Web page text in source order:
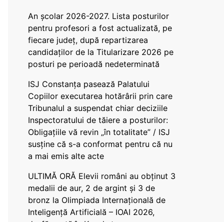
An școlar 2026-2027. Lista posturilor
pentru profesori a fost actualizată, pe
fiecare județ, după repartizarea
candidaților de la Titularizare 2026 pe
posturi pe perioadă nedeterminată
ISJ Constanța pasează Palatului
Copiilor executarea hotărârii prin care
Tribunalul a suspendat chiar deciziile
Inspectoratului de tăiere a posturilor:
Obligațiile vă revin „în totalitate” / ISJ
susține că s-a conformat pentru că nu
a mai emis alte acte
ULTIMĂ ORĂ Elevii români au obținut 3
medalii de aur, 2 de argint și 3 de
bronz la Olimpiada Internațională de
Inteligență Artificială – IOAI 2026,